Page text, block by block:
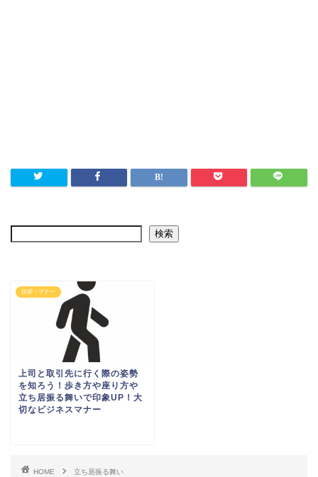
検索
挨拶・マナー
上司と取引先に行く際の姿勢
を知ろう！歩き方や座り方や
立ち居振る舞いで印象UP！大
切なビジネスマナー
HOME 立ち居振る舞い